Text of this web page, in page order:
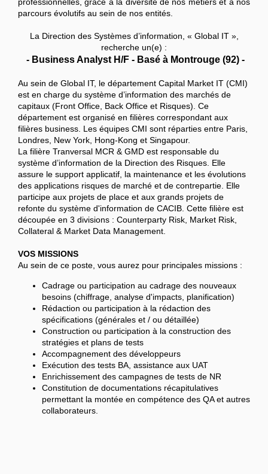
parcours évolutifs au sein de nos entités.
La Direction des Systèmes d’information, « Global IT »,
recherche un(e) :
- Business Analyst H/F - Basé à Montrouge (92) -
Au sein de Global IT, le département Capital Market IT (CMI)
est en charge du système d’information des marchés de
capitaux (Front Office, Back Office et Risques). Ce
département est organisé en filières correspondant aux
filières business. Les équipes CMI sont réparties entre Paris,
Londres, New York, Hong-Kong et Singapour.
La filière Tranversal MCR & GMD est responsable du
système d’information de la Direction des Risques. Elle
assure le support applicatif, la maintenance et les évolutions
des applications risques de marché et de contrepartie. Elle
participe aux projets de place et aux grands projets de
refonte du système d'information de CACIB. Cette filière est
découpée en 3 divisions : Counterparty Risk, Market Risk,
Collateral & Market Data Management.
VOS MISSIONS
Au sein de ce poste, vous aurez pour principales missions :
Cadrage ou participation au cadrage des nouveaux
besoins (chiffrage, analyse d'impacts, planification)
Rédaction ou participation à la rédaction des
spécifications (générales et / ou détaillée)
Construction ou participation à la construction des
stratégies et plans de tests
Accompagnement des développeurs
Exécution des tests BA, assistance aux UAT
Enrichissement des campagnes de tests de NR
Constitution de documentations récapitulatives
permettant la montée en compétence des QA et autres
collaborateurs.